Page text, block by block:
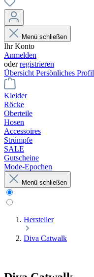
Menü schließen
Ihr Konto
Anmelden
oderregistrieren
Übersicht Persönliches Profil
Kleider
Röcke
Oberteile
Hosen
Accessoires
Strümpfe
SALE
Gutscheine
Mode-Epochen
Menü schließen
Hersteller
Diva Catwalk